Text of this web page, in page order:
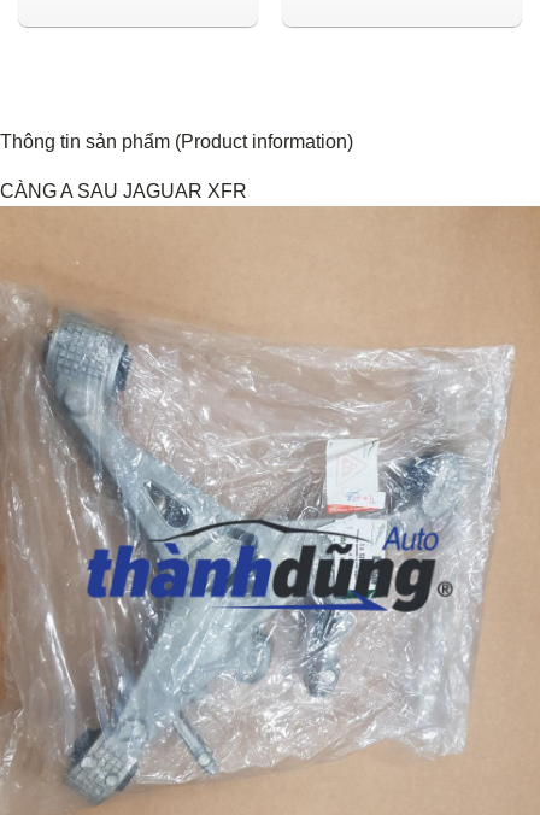
Thông tin sản phẩm (Product information)
CÀNG A SAU JAGUAR XFR